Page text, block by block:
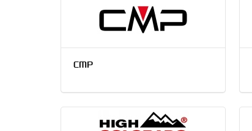
CMP